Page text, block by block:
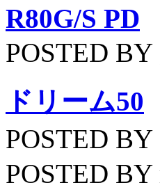
R80G/S PD
POSTED
ドリーム50
POSTED
POSTED